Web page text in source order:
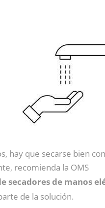
hay que secarse bien
recomienda la OMS
secadores de manos
de la solución.